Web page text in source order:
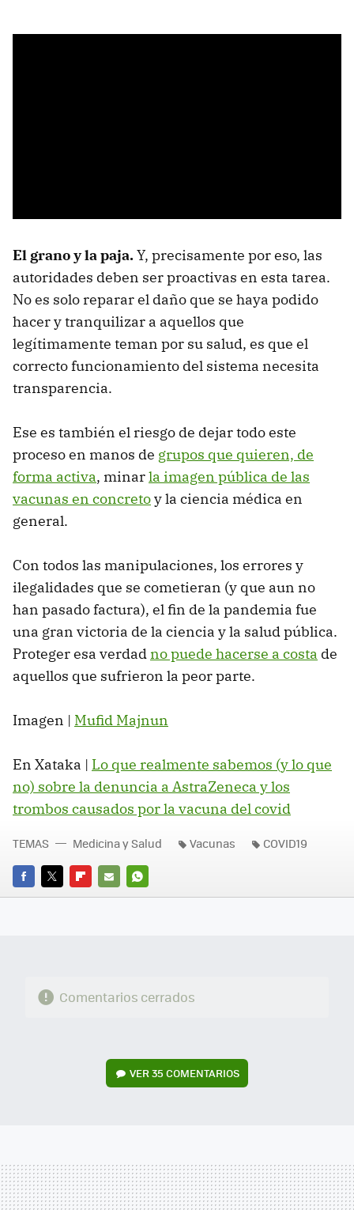
El grano y la paja.Y, precisamente por eso, las
autoridades deben ser proactivas en esta tarea.
No es solo reparar el daño que se haya podido
hacer y tranquilizar a aquellos que
legítimamente teman por su salud, es que el
correcto funcionamiento del sistema necesita
transparencia.
Ese es también el riesgo de dejar todo este
proceso en manos de grupos que quieren, de
forma activa, minarla imagen pública de las
vacunas en concretoy la ciencia médica en
general.
Con todos las manipulaciones, los errores y
ilegalidades que se cometieran (y que aun no
han pasado factura), el fin de la pandemia fue
una gran victoria de la ciencia y la salud pública.
Proteger esa verdadno puede hacerse a costa de
aquellos que sufrieron la peor parte.
Imagen | Mufid Majnun
En Xataka | Lo que realmente sabemos (y lo que
no) sobre la denuncia a AstraZeneca y los
trombos causados por la vacuna del covid
FACEBOOK
TWITTERFLIPBOARD
E-
WHATSAPP
TEMAS Medicina y Salud Vacunas COVID19
Comentarios cerrados
VER35 COMENTARIOS